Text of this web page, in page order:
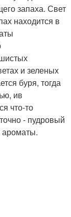
запаха. Свет
находится в
и зеленых
буря, тогда
ив
что-то
- пудровый